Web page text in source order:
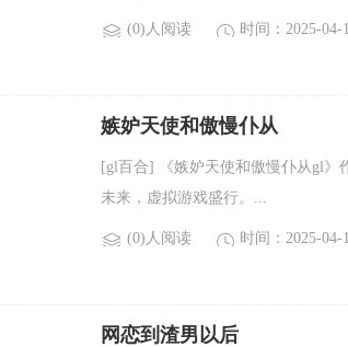
(0)人阅读 时间：2025-04-
嫉妒天使和傲慢仆从
[gl百合] 《嫉妒天使和傲慢仆从gl》
未来，虚拟游戏盛行。...
(0)人阅读 时间：2025-04-
网恋到渣男以后